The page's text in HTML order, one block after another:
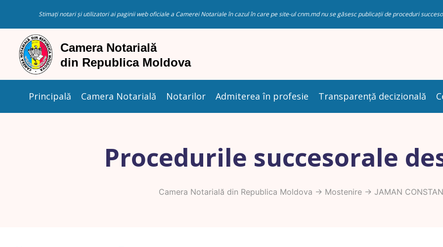
Stimați notari și utilizatori ai paginii web oficiale a Camerei Notariale în cazul în care pe site-ul cnm.md nu se găsesc publicații de proceduri
Principală Camera Notarială Notarilor Admiterea în profesie Transparență decizională
Procedurile succesorale
Camera Notarială din Republica Moldova -> Mostenire -> JAMAN